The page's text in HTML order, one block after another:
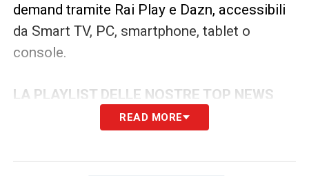
demand tramite Rai Play e Dazn, accessibili
da Smart TV, PC, smartphone, tablet o
console.
LA PLAYLIST DELLE NOSTRE TOP NEWS
READ MORE